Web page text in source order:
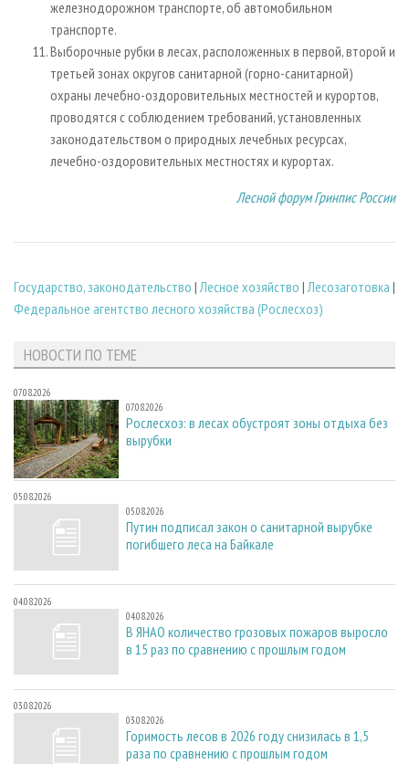
железнодорожном транспорте, об автомобильном
транспорте.
Выборочные рубки в лесах, расположенных в первой, второй и
третьей зонах округов санитарной (горно-санитарной)
охраны лечебно-оздоровительных местностей и курортов,
проводятся с соблюдением требований, установленных
законодательством о природных лечебных ресурсах,
лечебно-оздоровительных местностях и курортах.
Лесной форум Гринпис России
Государство, законодательство |Лесное хозяйство |Лесозаготовка |
Федеральное агентство лесного хозяйства (Рослесхоз)
НОВОСТИ ПО ТЕМЕ
07.08.2026
07.08.2026
Рослесхоз: в лесах обустроят зоны отдыха без
вырубки
05.08.2026
05.08.2026
Путин подписал закон о санитарной вырубке
погибшего леса на Байкале
04.08.2026
04.08.2026
В ЯНАО количество грозовых пожаров выросло
в 15 раз по сравнению с прошлым годом
03.08.2026
03.08.2026
Горимость лесов в 2026 году снизилась в 1,5
раза по сравнению с прошлым годом